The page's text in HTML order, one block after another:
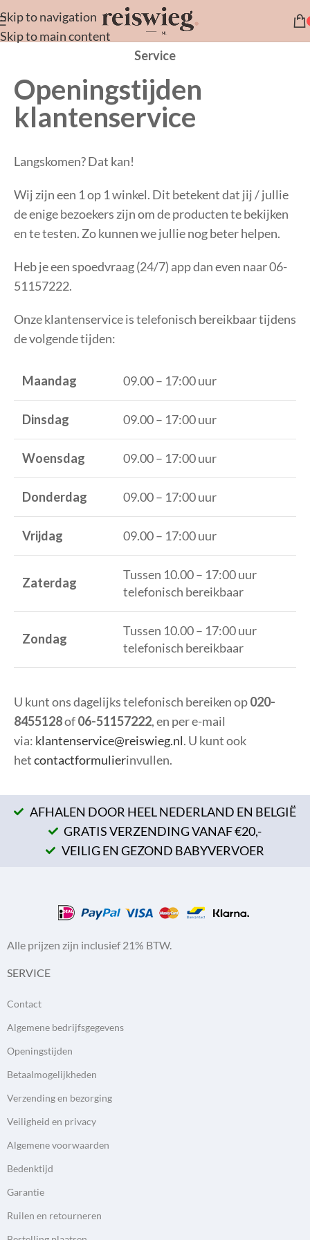
Skip to navigation
Skip to main content
Service
Openingstijden
klantenservice
Langskomen? Dat kan!
Wij zijn een 1 op 1 winkel. Dit betekent dat jij / jullie
de enige bezoekers zijn om de producten te bekijken
en te testen. Zo kunnen we jullie nog beter helpen.
Heb je een spoedvraag (24/7) app dan even naar 06-
51157222.
Onze klantenservice is telefonisch bereikbaar tijdens
de volgende tijden:
Maandag 09.00 – 17:00 uur
Dinsdag 09.00 – 17:00 uur
Woensdag 09.00 – 17:00 uur
Donderdag 09.00 – 17:00 uur
Vrijdag 09.00 – 17:00 uur
Zaterdag
Tussen 10.00 – 17:00 uur
telefonisch bereikbaar
Zondag
Tussen 10.00 – 17:00 uur
telefonisch bereikbaar
U kunt ons dagelijks telefonisch bereiken op020-
8455128of06-51157222, en per e-mail
via: klantenservice@reiswieg.nl. U kunt ook
hetcontactformulierinvullen.
AFHALEN DOOR HEEL NEDERLAND EN BELGIË
GRATIS VERZENDING VANAF €20,-
VEILIG EN GEZOND BABYVERVOER
Alle prijzen zijn inclusief 21% BTW.
SERVICE
Contact
Algemene bedrijfsgegevens
Openingstijden
Betaalmogelijkheden
Verzending en bezorging
Veiligheid en privacy
Algemene voorwaarden
Bedenktijd
Garantie
Ruilen en retourneren